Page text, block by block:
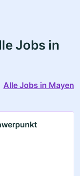
Jobs in
Alle Jobs in Mayen